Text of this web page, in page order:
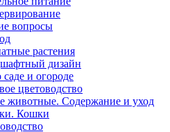
вопросы
растения
дизайн
саде и огороде
цветоводство
животные. Содержание и уход
Кошки